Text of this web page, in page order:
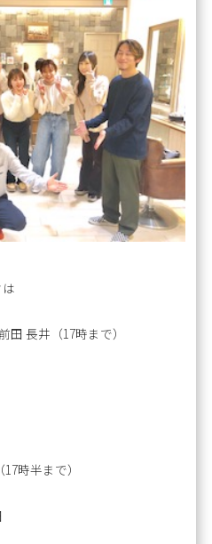
田 長井（17時まで）
時半まで）